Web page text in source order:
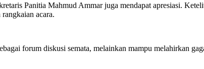
Panitia Mahmud Ammar juga mendapat apresiasi.
acara.
forum diskusi semata, melainkan mampu melahirkan